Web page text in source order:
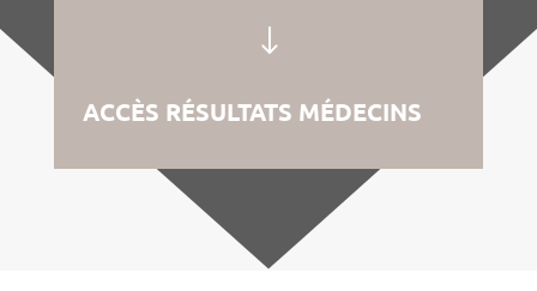
"
ACCÈS RÉSULTATS MÉDECINS